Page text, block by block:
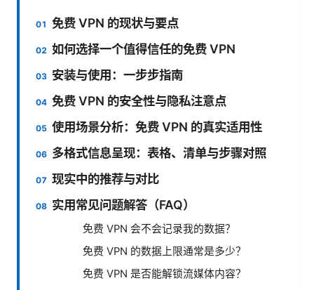
免费 VPN 的现状与要点
如何选择一个值得信任的免费 VPN
安装与使用：一步步指南
免费 VPN 的安全性与隐私注意点
使用场景分析：免费 VPN 的真实适用性
多格式信息呈现：表格、清单与步骤对照
现实中的推荐与对比
实用常见问题解答（FAQ）
免费 VPN 会不会记录我的数据？
免费 VPN 的数据上限通常是多少？
免费 VPN 是否能解锁流媒体内容？